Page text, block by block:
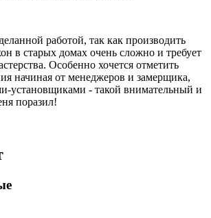
работой, так как производить
в старых домах очень сложно и требует
Особенно хочется отметить
начиная от менеджеров и замерщика,
установщиками - такой внимательный и
поразил!